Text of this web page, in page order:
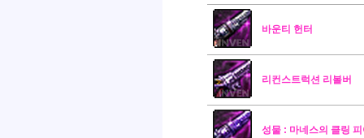
바운티 헌터
리컨스트럭션 리볼버
성물 : 마네스의 클링